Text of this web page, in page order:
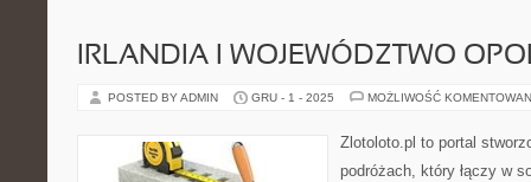
IRLANDIA I WOJEWÓDZTWO
POSTED BY ADMIN GRU - 1 - 2025 MOŻLIWOŚĆ
Zlotoloto.pl to portal
podróżach, który łączy w